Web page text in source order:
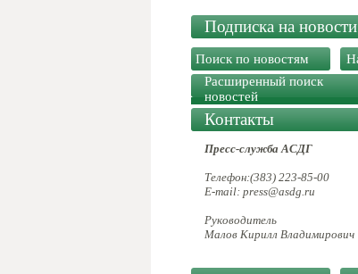
Подписка на новости
Расширенный поиск
новостей
Контакты
Пресс-служба АСДГ
Телефон:(383) 223-85-00
E-mail: press@asdg.ru
Руководитель
Малов Кирилл Владимирович